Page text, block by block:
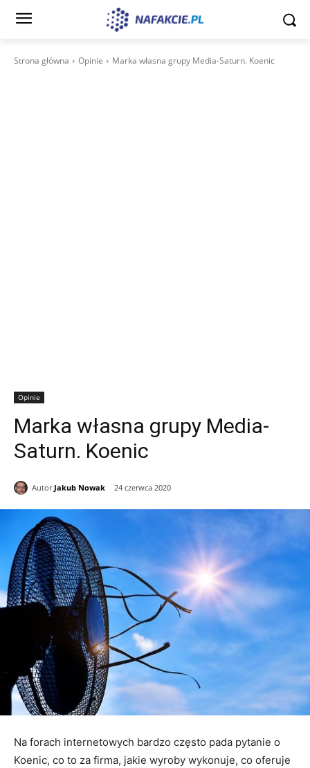
Strona główna Opinie Marka własna grupy Media-Saturn. Koenic
Opinie
Marka własna grupy Media-
Saturn. Koenic
Autor Jakub Nowak 24 czerwca 2020
Na forach internetowych bardzo często pada pytanie o
Koenic, co to za firma, jakie wyroby wykonuje, co oferuje